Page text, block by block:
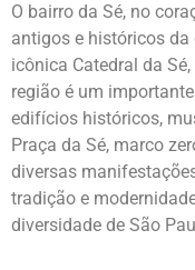
O bairro da Sé, no
antigos e históricos da
icônica Catedral da
região é um
edifícios históricos,
Praça da Sé, marco
diversas
tradição e
diversidade de São